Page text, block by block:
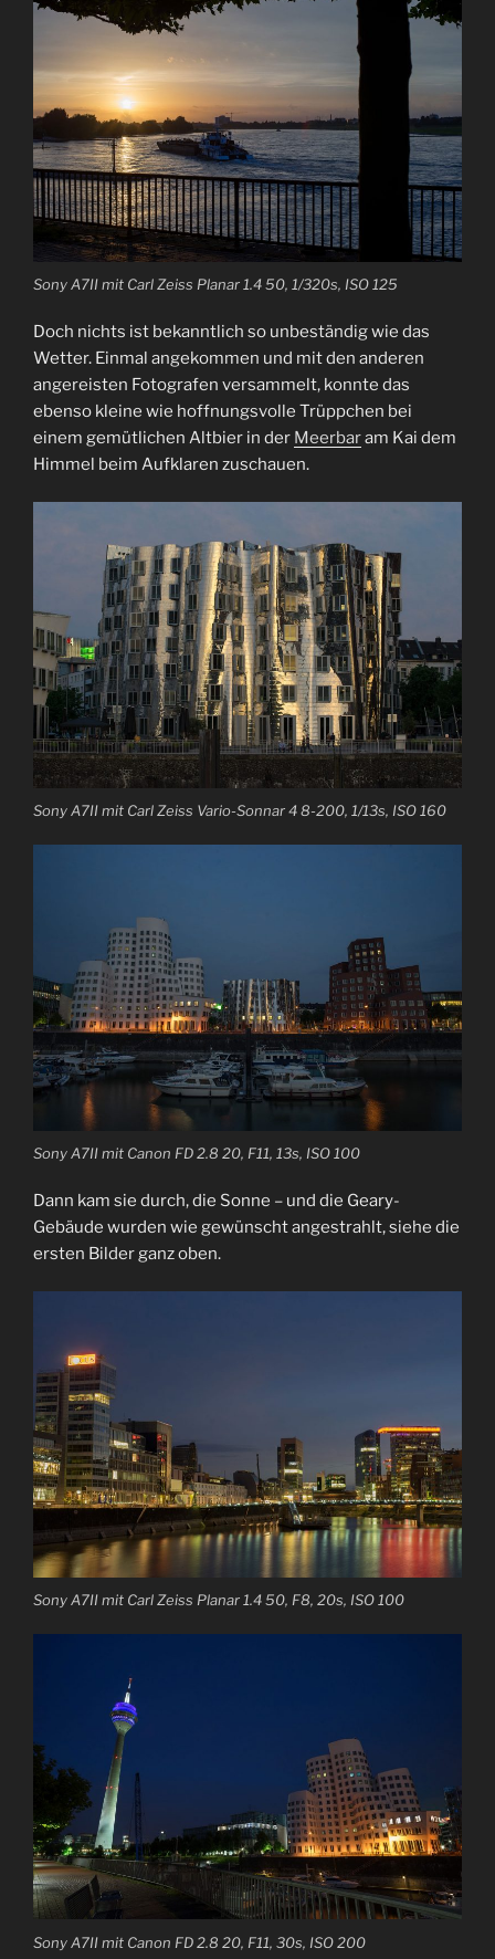
Sony A7II mit Carl Zeiss Planar 1.4 50, 1/320s, ISO 125
Doch nichts ist bekanntlich so unbeständig wie das
Wetter. Einmal angekommen und mit den anderen
angereisten Fotografen versammelt, konnte das
ebenso kleine wie hoffnungsvolle Trüppchen bei
einem gemütlichen Altbier in der Meerbaram Kai dem
Himmel beim Aufklaren zuschauen.
Sony A7II mit Carl Zeiss Vario-Sonnar 4 8-200, 1/13s, ISO 160
Sony A7II mit Canon FD 2.8 20, F11, 13s, ISO 100
Dann kam sie durch, die Sonne – und die Geary-
Gebäude wurden wie gewünscht angestrahlt, siehe die
ersten Bilder ganz oben.
Sony A7II mit Carl Zeiss Planar 1.4 50, F8, 20s, ISO 100
Sony A7II mit Canon FD 2.8 20, F11, 30s, ISO 200